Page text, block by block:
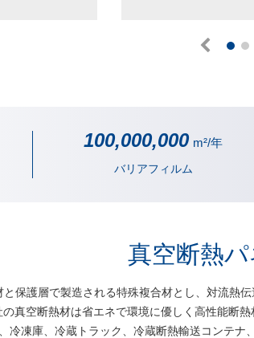
100,000,000 m²/年
バリアフィルム
真空断熱
保護層で製造される特殊複合材とし、対流熱
真空断熱材は省エネで環境に優しく高性能断
冷凍庫、冷蔵トラック、冷蔵断熱輸送コンテナ